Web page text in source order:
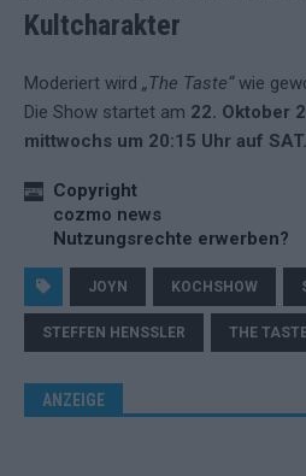
Kultcharakter
Moderiert wird „The Taste“wie
Die Show startet am 22. Oktober
mittwochs um 20:15 Uhr auf
Copyright
cozmo news
Nutzungsrechte erwerben?
JOYN KOCHSHOW
STEFFEN HENSSLER THE
ANZEIGE